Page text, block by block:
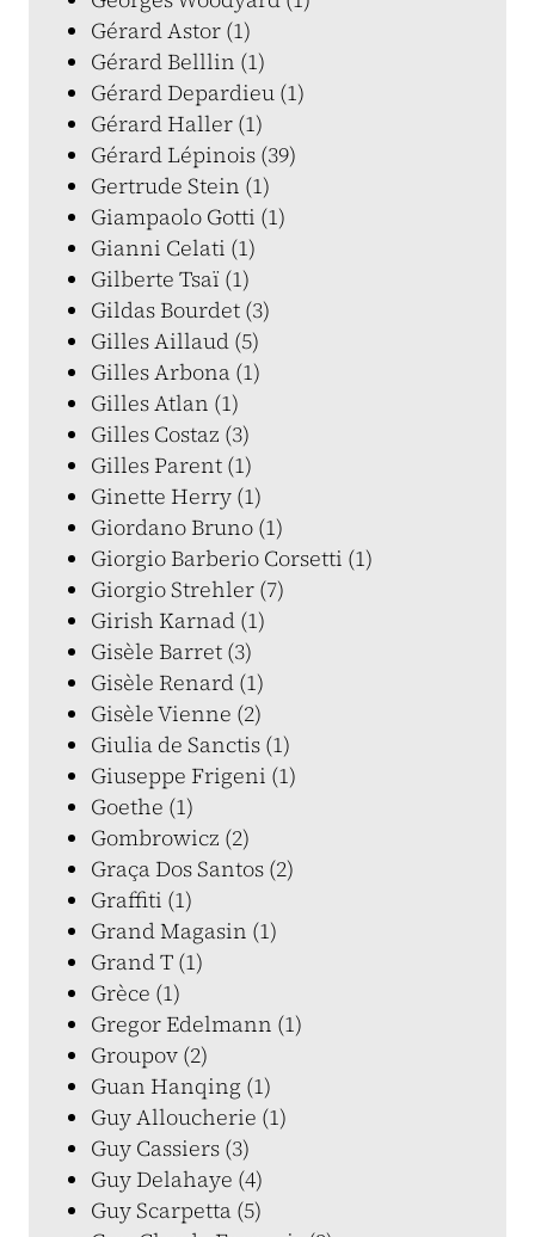
Gérard Astor (1)
Gérard Belllin (1)
Gérard Depardieu (1)
Gérard Haller (1)
Gérard Lépinois (39)
Gertrude Stein (1)
Giampaolo Gotti (1)
Gianni Celati (1)
Gilberte Tsaï (1)
Gildas Bourdet (3)
Gilles Aillaud (5)
Gilles Arbona (1)
Gilles Atlan (1)
Gilles Costaz (3)
Gilles Parent (1)
Ginette Herry (1)
Giordano Bruno (1)
Giorgio Barberio Corsetti (1)
Giorgio Strehler (7)
Girish Karnad (1)
Gisèle Barret (3)
Gisèle Renard (1)
Gisèle Vienne (2)
Giulia de Sanctis (1)
Giuseppe Frigeni (1)
Goethe (1)
Gombrowicz (2)
Graça Dos Santos (2)
Graffiti (1)
Grand Magasin (1)
Grand T (1)
Grèce (1)
Gregor Edelmann (1)
Groupov (2)
Guan Hanqing (1)
Guy Alloucherie (1)
Guy Cassiers (3)
Guy Delahaye (4)
Guy Scarpetta (5)